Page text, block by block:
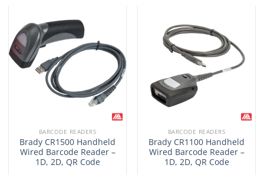
BARCODE READERS
Brady CR1500 Handheld
Wired Barcode Reader –
1D, 2D, QR Code
BARCODE READERS
Brady CR1100 Handheld
Wired Barcode Reader –
1D, 2D, QR Code